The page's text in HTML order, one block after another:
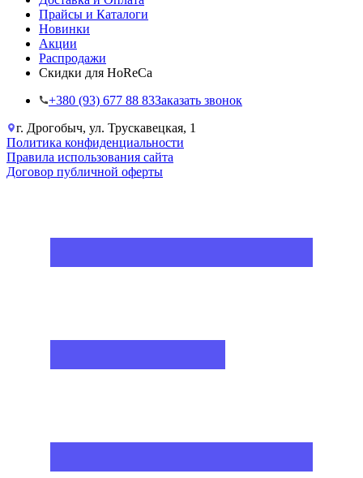
Прайсы и Каталоги
Новинки
Акции
Распродажи
Скидки для HoReCa
+38‎0 (93) 677 88 83Заказать звонок
г. Дрогобыч, ул. Трускавецкая, 1
Политика конфиденциальности
Правила использования сайта
Договор публичной оферты